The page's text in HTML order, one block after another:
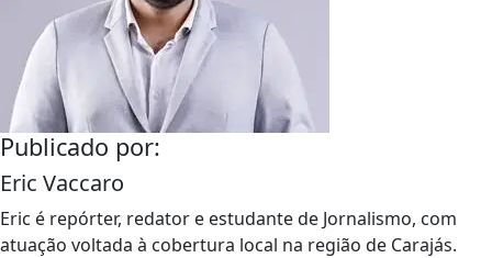
Publicado por:
Eric Vaccaro
Eric é repórter, redator e estudante de Jornalismo, com
atuação voltada à cobertura local na região de Carajás.